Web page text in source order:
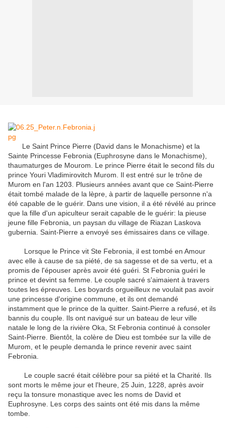
Le Saint Prince Pierre (David dans le Monachisme) et la
Sainte Princesse Febronia (Euphrosyne dans le Monachisme)
thaumaturges de Mourom Le prince Pierre était le second fils du
prince Youri Vladimirovitch Murom Il est entré sur le trône de
Murom en l'an 1203. Plusieurs années avant que ce Saint-Pierre
était tombé malade de la lèpre à partir de laquelle personne n'a
été capable de le guérir. Dans une vision, il a été révélé au prince
que la fille d'un apiculteur serait capable de le guérir: la pieuse
jeune fille Febronia un paysan du village de Riazan Laskova
gubernia Saint-Pierre a envoyé ses émissaires dans ce village
Lorsque le Prince vit Ste Febronia il est tombé en Amour
avec elle à cause de sa piété , de sa sagesse et de sa vertu, et a
promis de l'épouser après avoir été guéri St Febronia guéri le
prince et devint sa femme Le couple sacré s'aimaient à travers
toutes les épreuves. Les boyards orgueilleux ne voulait pas avoir
une princesse d'origine commune et ils ont demandé
instamment que le prince de la quitter. Saint-Pierre a refusé et ils
bannis du couple. Ils ont navigué sur un bateau de leur ville
natale le long de la rivière Oka , St Febronia continué à consoler
Saint-Pierre Bientôt, la colère de Dieu est tombée sur la ville de
Murom et le peuple demanda le prince revenir avec saint
Febronia
Le couple sacré était célèbre pour sa piété et la Charité Ils
sont morts le même jour et l'heure 25 Juin , 1228, après avoir
reçu la tonsure monastique avec les noms de David et
Euphrosyne Les corps des saints ont été mis dans la même
tombe